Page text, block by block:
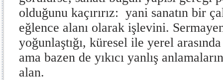
olduğunu kaçırırız: yani sanatın bir
eğlence alanı olarak işlevini.
yoğunlaştığı, küresel ile yerel
ama bazen de yıkıcı yanlış
alan.